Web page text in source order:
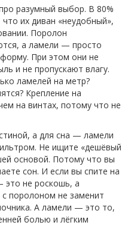
разумный выбор. В 80%
их диван «неудобный»,
Поролон
а ламели — просто
При этом они не
и не пропускают влагу.
ламелей на метр?
Крепление на
на винтах, потому что не
а для сна — ламели
Не ищите «дешёвый
основой. Потому что вы
сон. И если вы спите на
это не роскошь, а
поролоном не заменит
А ламели — это то,
болью и лёгким